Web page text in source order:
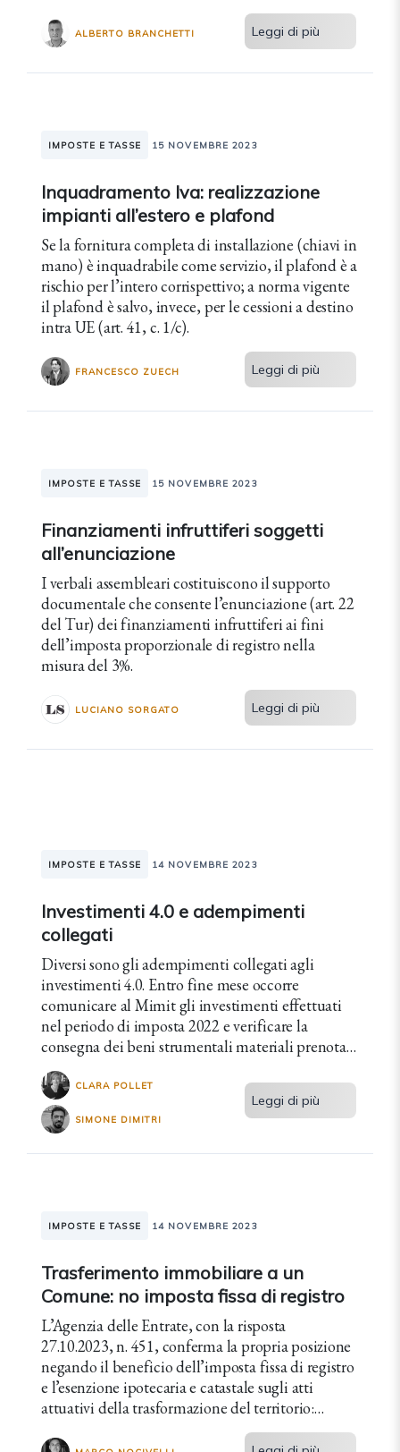
ALBERTO BRANCHETTI Leggi di più
IMPOSTE E TASSE 15 NOVEMBRE 2023
Inquadramento Iva: realizzazione
impianti all’estero e plafond
Se la fornitura completa di installazione (chiavi in
mano) è inquadrabile come servizio, il plafond è a
rischio per l’intero corrispettivo; a norma vigente
il plafond è salvo, invece, per le cessioni a destino
intra UE (art. 41, c. 1/c).
FRANCESCO ZUECH Leggi di più
IMPOSTE E TASSE 15 NOVEMBRE 2023
Finanziamenti infruttiferi soggetti
all’enunciazione
I verbali assembleari costituiscono il supporto
documentale che consente l’enunciazione (art. 22
del Tur) dei finanziamenti infruttiferi ai fini
dell’imposta proporzionale di registro nella
misura del 3%.
LUCIANO SORGATO Leggi di più
IMPOSTE E TASSE 14 NOVEMBRE 2023
Investimenti 4.0 e adempimenti
collegati
Diversi sono gli adempimenti collegati agli
investimenti 4.0. Entro fine mese occorre
comunicare al Mimit gli investimenti effettuati
nel periodo di imposta 2022 e verificare la
consegna dei beni strumentali materiali prenotati
nel 2022.
CLARA POLLET
SIMONE DIMITRI
Leggi di più
IMPOSTE E TASSE 14 NOVEMBRE 2023
Trasferimento immobiliare a un
Comune: no imposta fissa di registro
L’Agenzia delle Entrate, con la risposta
27.10.2023, n. 451, conferma la propria posizione
negando il beneficio dell’imposta fissa di registro
e l’esenzione ipotecaria e catastale sugli atti
attuativi della trasformazione del territorio: